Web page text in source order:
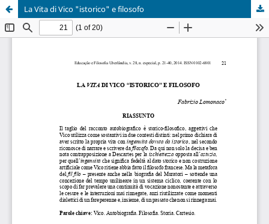
La Vita di Vico "istorico" e filosofo